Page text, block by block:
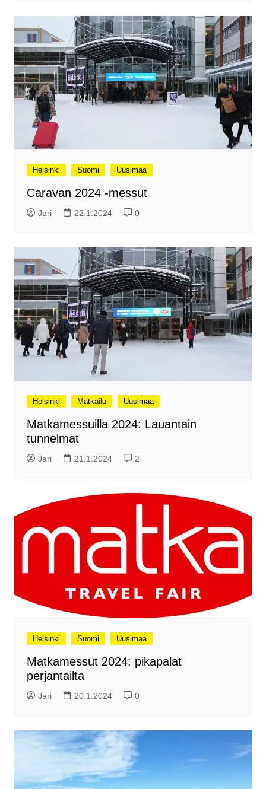
Helsinki Suomi Uusimaa
Caravan 2024 -messut
Jari 22.1.2024 0
Helsinki Matkailu Uusimaa
Matkamessuilla 2024: Lauantain
tunnelmat
Jari 21.1.2024 2
Helsinki Suomi Uusimaa
Matkamessut 2024: pikapalat
perjantailta
Jari 20.1.2024 0